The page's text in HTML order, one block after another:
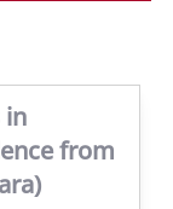
in
from